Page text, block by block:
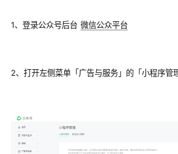
1、登录公众号后台 微信公众平台
2、打开左侧菜单「广告与服务」的「小程序管